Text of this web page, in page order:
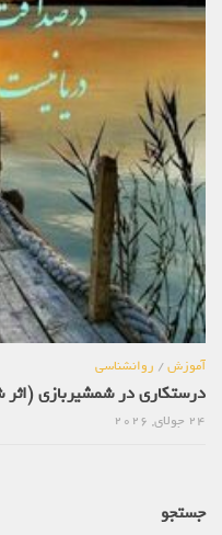
آموزش/روانشناسی
درستکاری در شمشیربازی (اثر شماره
جستجو